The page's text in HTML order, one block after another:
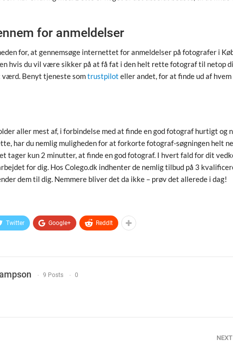
for anmeldelser
for, at gennemsøge internettet for anmeldelser på fotografer i
hvis du vil være sikker på at få fat i den helt rette fotograf til netop
Benyt tjeneste somtrustpilot eller andet, for at finde ud af hvem
aller mest af, i forbindelse med at finde en god fotograf hurtigt og
har du nemlig muligheden for at forkorte fotograf-søgningen helt
tager kun 2 minutter, at finde en god fotograf. I hvert fald for dit
for dig. Hos Colego.dk indhenter de nemlig tilbud på 3
dem til dig. Nemmere bliver det da ikke – prøv det allerede i dag!
Twitter Google+ ReddIt
9 Posts 0